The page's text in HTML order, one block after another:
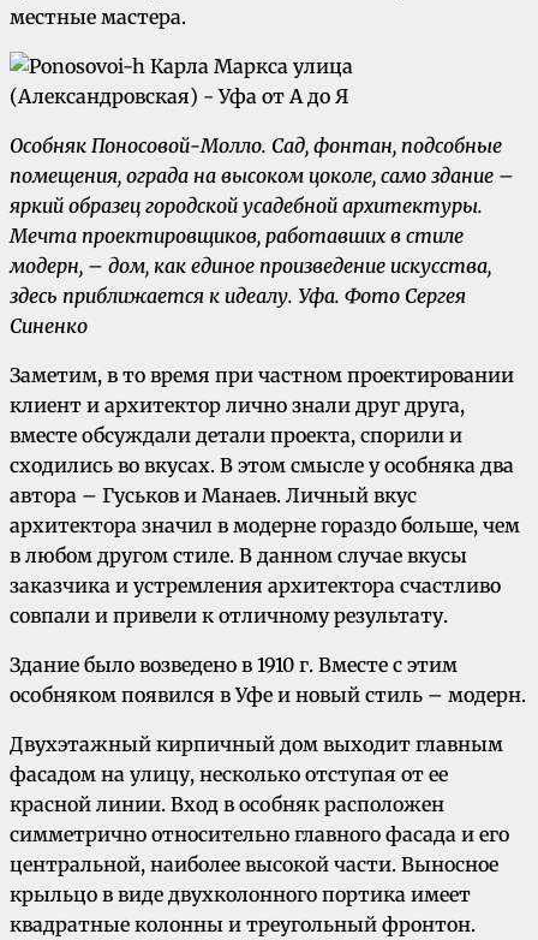
местные мастера.
Особняк Поносовой-Молло. Сад, фонтан, подсобные
помещения, ограда на высоком цоколе, само здание –
яркий образец городской усадебной архитектуры.
Мечта проектировщиков, работавших в стиле
модерн, – дом, как единое произведение искусства,
здесь приближается к идеалу. Уфа. Фото Сергея
Синенко
Заметим, в то время при частном проектировании
клиент и архитектор лично знали друг друга,
вместе обсуждали детали проекта, спорили и
сходились во вкусах. В этом смысле у особняка два
автора – Гуськов и Манаев. Личный вкус
архитектора значил в модерне гораздо больше, чем
в любом другом стиле. В данном случае вкусы
заказчика и устремления архитектора счастливо
совпали и привели к отличному результату.
Здание было возведено в 1910 г. Вместе с этим
особняком появился в Уфе и новый стиль – модерн.
Двухэтажный кирпичный дом выходит главным
фасадом на улицу, несколько отступая от ее
красной линии. Вход в особняк расположен
симметрично относительно главного фасада и его
центральной, наиболее высокой части. Выносное
крыльцо в виде двухколонного портика имеет
квадратные колонны и треугольный фронтон.